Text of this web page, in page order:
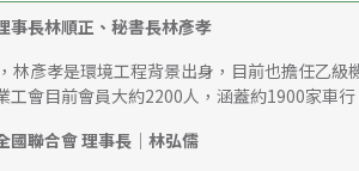
事長林順正、秘書長林彥孝
林彥孝是環境工程背景出身，目前也擔任乙級
工會目前會員大約2200人，涵蓋約1900家車行
國聯合會 理事長 ｜ 林弘儒